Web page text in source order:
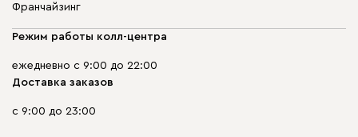
Франчайзинг
Режим работы колл-центра
ежедневно с 9:00 до 22:00
Доставка заказов
с 9:00 до 23:00